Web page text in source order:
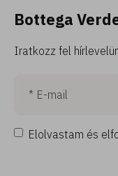
Bottega
Iratkozz fel
Elolvastam és